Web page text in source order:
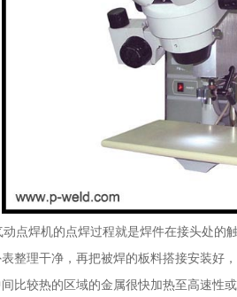
点焊机的点焊过程就是焊件在接头处的
整理干净，再把被焊的板料搭接安装好
比较热的区域的金属很快加热至高速性